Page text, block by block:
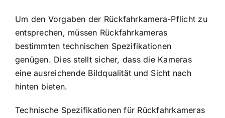
Um den Vorgaben der Rückfahrkamera-Pflicht zu
entsprechen, müssen Rückfahrkameras
bestimmten technischen Spezifikationen
genügen. Dies stellt sicher, dass die Kameras
eine ausreichende Bildqualität und Sicht nach
hinten bieten.
Technische Spezifikationen für Rückfahrkameras